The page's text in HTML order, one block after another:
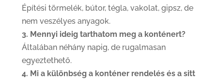
Építési törmelék, bútor, tégla, vakolat, gipsz, de
nem veszélyes anyagok.
3. Mennyi ideig tarthatom meg a konténert?
Általában néhány napig, de rugalmasan
egyeztethető.
4. Mi a különbség a konténer rendelés és a sitt